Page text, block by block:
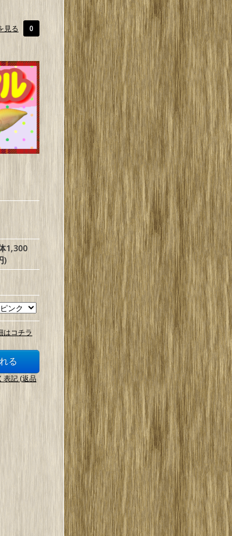
見る 0
1,300
)
はコチラ
表記 (返品